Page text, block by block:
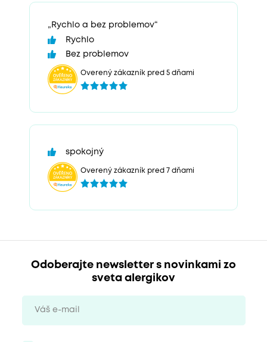
„Rychlo a bez problemov“
Rychlo
Bez problemov
Overený zákazník pred 5 dňami
spokojný
Overený zákazník pred 7 dňami
Odoberajte newsletter s novinkami zo
sveta alergikov